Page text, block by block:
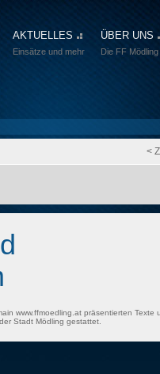
AKTUELLES
Einsätze und mehr
ÜBER UNS
Die FF Mödling
<
www.ffmoedling.at präsentierten Texte
Stadt Mödling gestattet.